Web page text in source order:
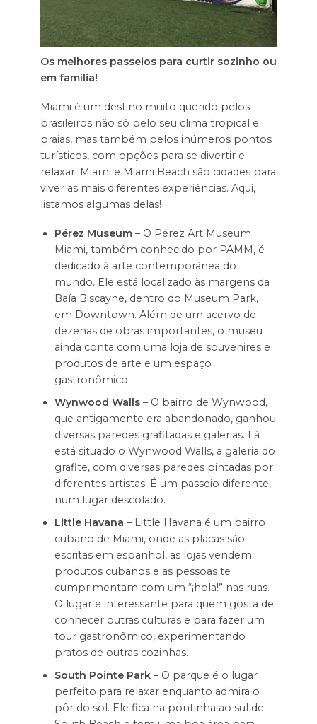
Os melhores passeios para curtir sozinho ou
em família!
Miami é um destino muito querido pelos
brasileiros não só pelo seu clima tropical e
praias, mas também pelos inúmeros pontos
turísticos, com opções para se divertir e
relaxar. Miami e Miami Beach são cidades para
viver as mais diferentes experiências. Aqui,
listamos algumas delas!
Pérez Museum– O Pérez Art Museum
Miami, também conhecido por PAMM, é
dedicado à arte contemporânea do
mundo. Ele está localizado às margens da
Baía Biscayne, dentro do Museum Park,
em Downtown. Além de um acervo de
dezenas de obras importantes, o museu
ainda conta com uma loja de souvenires e
produtos de arte e um espaço
gastronômico.
Wynwood Walls– O bairro de Wynwood,
que antigamente era abandonado, ganhou
diversas paredes grafitadas e galerias. Lá
está situado o Wynwood Walls, a galeria do
grafite, com diversas paredes pintadas por
diferentes artistas. É um passeio diferente,
num lugar descolado.
Little Havana – Little Havana é um bairro
cubano de Miami, onde as placas são
escritas em espanhol, as lojas vendem
produtos cubanos e as pessoas te
cumprimentam com um “¡hola!” nas ruas.
O lugar é interessante para quem gosta de
conhecer outras culturas e para fazer um
tour gastronômico, experimentando
pratos de outras cozinhas.
South Pointe Park –O parque é o lugar
perfeito para relaxar enquanto admira o
pôr do sol. Ele fica na pontinha ao sul de